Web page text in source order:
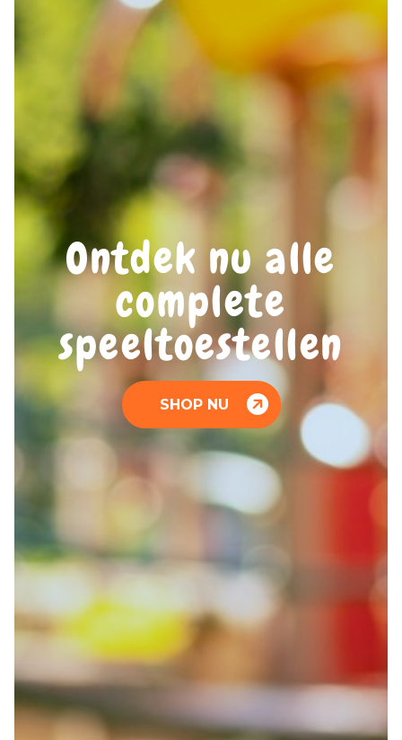
Ontdek nu alle
complete
speeltoestellen
SHOP NU